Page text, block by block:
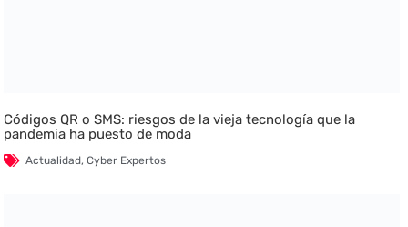
Códigos QR o SMS: riesgos de la vieja tecnología que la
pandemia ha puesto de moda
Actualidad,Cyber Expertos